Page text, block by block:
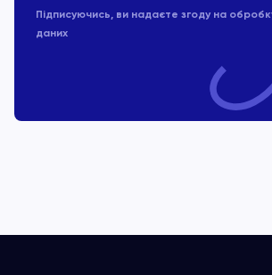
Підписуючись, ви надаєте згоду на
даних